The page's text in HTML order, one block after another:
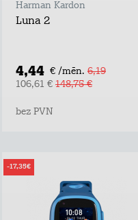
Harman Kardon
Luna 2
4,44 € /mēn. 6,19
106,61 € 148,75 €
bez PVN
-17,35€